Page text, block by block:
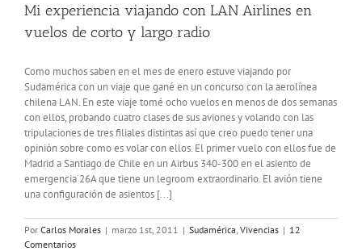
Mi experiencia viajando con LAN Airlines en
vuelos de corto y largo radio
Como muchos saben en el mes de enero estuve viajando por
Sudamérica con un viaje que gané en un concurso con la aerolínea
chilena LAN. En este viaje tomé ocho vuelos en menos de dos semanas
con ellos, probando cuatro clases de sus aviones y volando con las
tripulaciones de tres filiales distintas así que creo puedo tener una
opinión sobre como es volar con ellos. El primer vuelo con ellos fue de
Madrid a Santiago de Chile en un Airbus 340-300 en el asiento de
emergencia 26A que tiene un legroom extraordinario. El avión tiene
una configuración de asientos [...]
Por Carlos Morales | marzo 1st, 2011 | Sudamérica Vivencias | 12
Comentarios